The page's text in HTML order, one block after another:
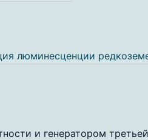
люминесценции
и генератором